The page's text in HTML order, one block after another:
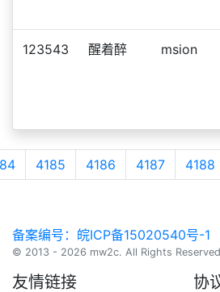
123543 醒着醉 msion
4185 4186 4187 4188
备案编号：皖ICP备15020540号-1
© 2013 - 2026 mw2c. All Rights
友情链接 协